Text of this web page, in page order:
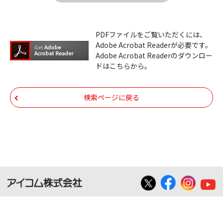
機器のコントロールコマンドの仕様書、およ
びその他すべてのダウンロードファイルにつ
いての著作権を含むすべての権利は、アイコ
帰属します。ダウンロードしたファイルは、
個人で使用される以外にはご使用できませ
せんのでご了承ください。
PDFファイルをご覧いただくには、
Adobe Acrobat Readerが必要です。
Adobe Acrobat Readerのダウンロー
ドはこちらから。
検索ページに戻る